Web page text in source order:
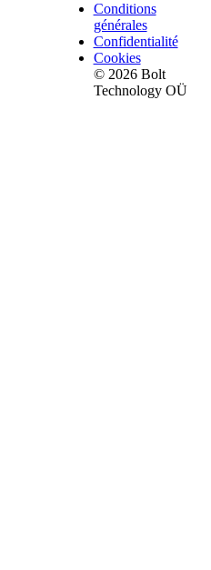
Conditions
générales
Confidentialité
Cookies
© 2026 Bolt
Technology OÜ